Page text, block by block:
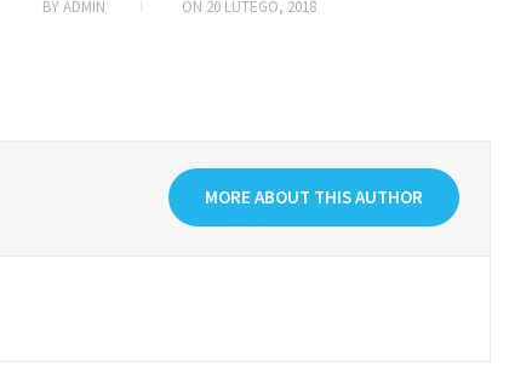
BY ADMIN ON 20 LUTEGO, 2018
MORE ABOUT THIS AUTHOR